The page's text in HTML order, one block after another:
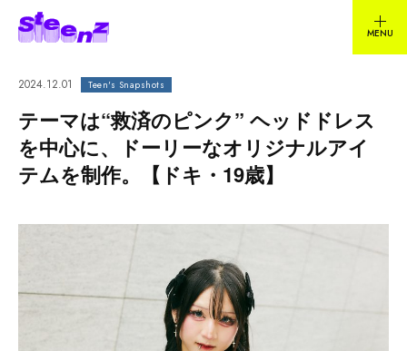
2024.12.01 Teen's Snapshots
テーマは“救済のピンク” ヘッドドレス
を中心に、ドーリーなオリジナルアイ
テムを制作。【ドキ・19歳】